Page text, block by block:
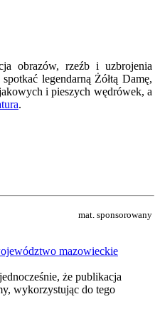
obrazów, rzeźb i uzbrojenia
legendarną Żółtą Damę,
i pieszych wędrówek, a
.
mat. sponsorowany
mazowieckie
że publikacja
wykorzystując do tego